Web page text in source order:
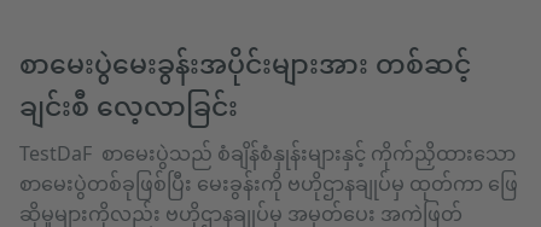
စာမေးပွဲမေးခွန်းအပိုင်းများအား တစ်ဆင့်
ချင်းစီ လေ့လာခြင်း
TestDaF စာမေးပွဲသည် စံချိန်စံနှုန်းများနှင့် ကိုက်ညှိထားသော
စာမေးပွဲတစ်ခုဖြစ်ပြီး မေးခွန်းကို ဗဟိုဌာနချုပ်မှ ထုတ်ကာ ဖြေ
ဆိုမှုများကိုလည်း ဗဟိုဌာနချုပ်မှ အမှတ်ပေး အကဲဖြတ်